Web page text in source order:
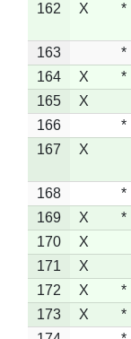
162
X *
163 *
164
X *
165
X
166
*
167
X
168 *
169
X *
170
X
171
X
172
X *
173
X *